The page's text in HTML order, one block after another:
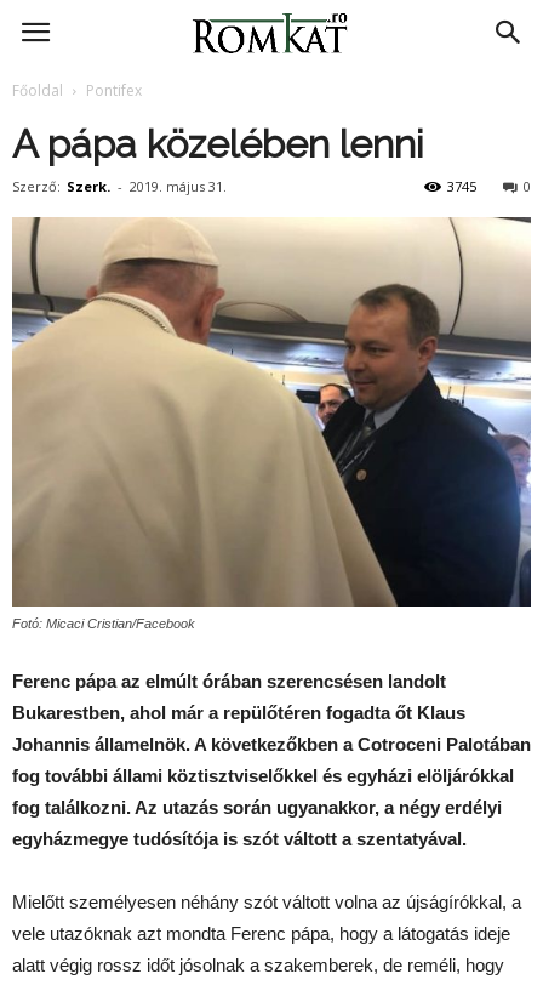
RomKat.ro
Főoldal Pontifex
A pápa közelében lenni
Szerző: Szerk. - 2019. május 31. 0
3745
Fotó: Micaci Cristian/Facebook
Ferenc pápa az elmúlt órában szerencsésen landolt
Bukarestben, ahol már a repülőtéren fogadta őt Klaus
Johannis államelnök. A következőkben a Cotroceni Palotában
fog további állami köztisztviselőkkel és egyházi elöljárókkal
fog találkozni. Az utazás során ugyanakkor, a négy erdélyi
egyházmegye tudósítója is szót váltott a szentatyával.
Mielőtt személyesen néhány szót váltott volna az újságírókkal, a
vele utazóknak azt mondta Ferenc pápa, hogy a látogatás ideje
alatt végig rossz időt jósolnak a szakemberek, de reméli, hogy